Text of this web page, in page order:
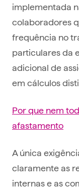
implementada
colaboradores
frequência no
particulares da
adicional de
em cálculos
Por que nem
afastamento
A única
claramente as
internas e as